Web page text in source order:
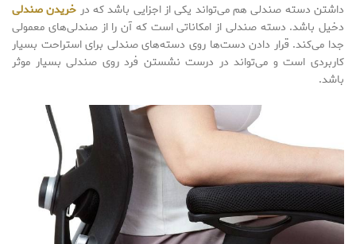
داشتن دسته صندلی هم می‌تواند یکی از اجزایی باشد که در خریدن صندلی
دخیل باشد. دسته صندلی از امکاناتی است که آن را از صندلی‌های معمولی
جدا می‌کند. قرار دادن دست‌ها روی دسته‌های صندلی برای استراحت بسیار
کاربردی است و می‌تواند در درست نشستن فرد روی صندلی بسیار موثر
باشد.